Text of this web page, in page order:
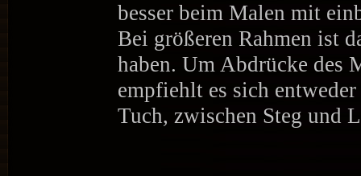
besser beim Malen mit
Bei größeren Rahmen ist
haben. Um Abdrücke des
empfiehlt es sich
Tuch, zwischen Steg und